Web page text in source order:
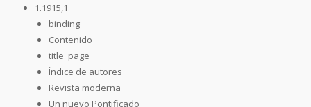
1.1915,1
binding
Contenido
title_page
Índice de autores
Revista moderna
Un nuevo Pontificado